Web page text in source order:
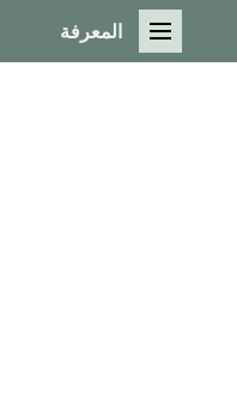
القائمة الرئيسية
المعرفة